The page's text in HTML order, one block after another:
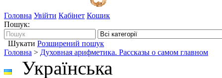
Головна Увійти Кабінет Кошик
Пошук:
Шукати Розширений пошук
Головна > Духовная арифметика. Рассказы о самом главном
Українська